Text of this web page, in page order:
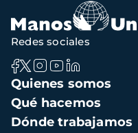
Navegación
principal
Quienes somos
Qué hacemos
Dónde trabajamos
Redes sociales